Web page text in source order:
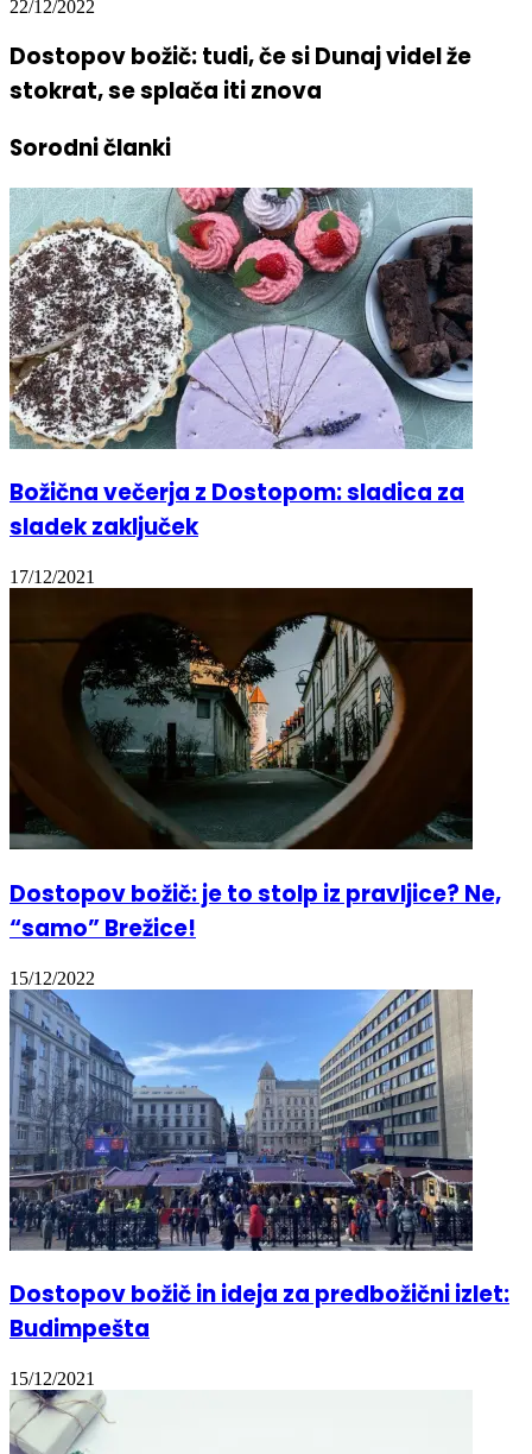
22/12/2022
Dostopov božič: tudi, če si Dunaj videl že
stokrat, se splača iti znova
Sorodni članki
Božična večerja z Dostopom: sladica za
sladek zaključek
17/12/2021
Dostopov božič: je to stolp iz pravljice? Ne,
“samo” Brežice!
15/12/2022
Dostopov božič in ideja za predbožični izlet:
Budimpešta
15/12/2021